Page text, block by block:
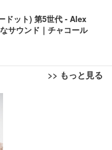
ドット) 第5世代 - Alex
サウンド｜チャコール
>> もっと見る
椅子 テレワーク 疲れな
コンパクト 約105度ロッ
転 座面昇降 強化ナイロ
ュ 在宅ワーク H-WY01
ムモニター | FlexScan
・USB Type-C・ホワ
シーツ 薄型 レギュラー 1
300枚